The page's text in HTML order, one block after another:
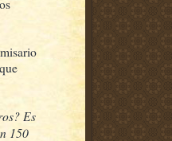
Es
150